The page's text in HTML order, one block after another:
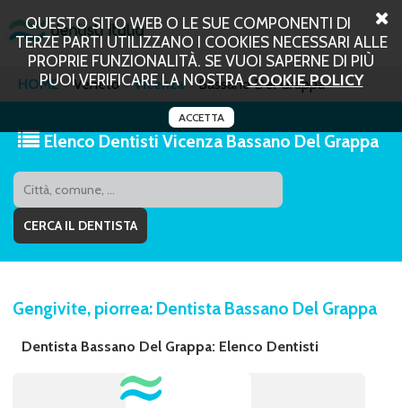
QUESTO SITO WEB O LE SUE COMPONENTI DI
TERZE PARTI UTILIZZANO I COOKIES NECESSARI ALLE
PROPRIE FUNZIONALITÀ. SE VUOI SAPERNE DI PIÙ
PUOI VERIFICARE LA NOSTRACOOKIE POLICY
ACCETTA
HOME Veneto Vicenza Bassano Del Grappa
Elenco Dentisti Vicenza Bassano Del Grappa
Gengivite, piorrea: Dentista Bassano Del Grappa
Dentista Bassano Del Grappa: Elenco Dentisti